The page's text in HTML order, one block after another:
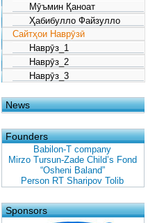
Мӯъмин Қаноат
Ҳабибулло Файзулло
Сайтҳои Наврӯзӣ
Наврӯз_1
Наврӯз_2
Наврӯз_3
News
Founders
Babilon-T company
Mirzo Tursun-Zade Child’s Fond
“Osheni Baland”
Person RT Sharipov Tolib
Sponsors